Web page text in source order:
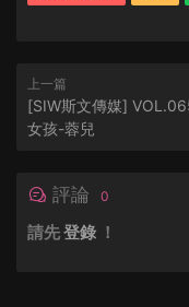
上一篇
[SIW斯文傳媒]
女孩-蓉兒
評論 0
請先登錄 ！